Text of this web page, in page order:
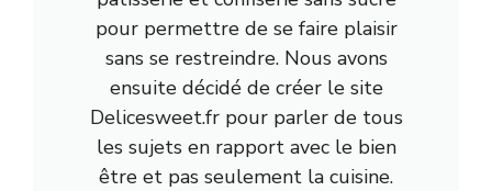
pour permettre de se faire plaisir
sans se restreindre. Nous avons
ensuite décidé de créer le site
Delicesweet.fr pour parler de tous
les sujets en rapport avec le bien
être et pas seulement la cuisine.